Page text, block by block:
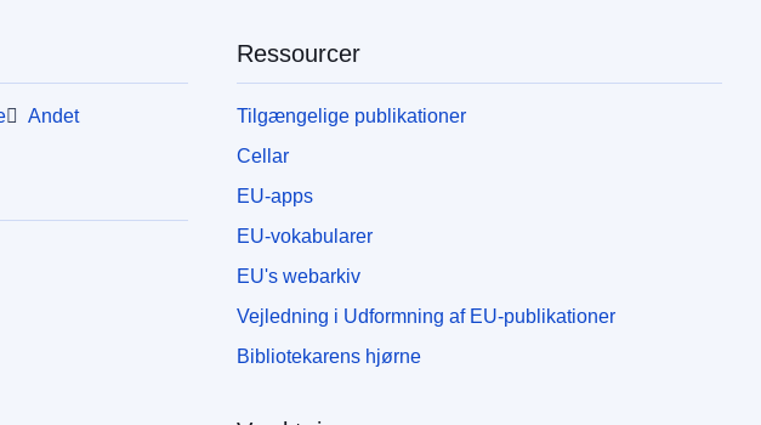
Andet
Ressourcer
Tilgængelige publikationer
Cellar
EU-apps
EU-vokabularer
EU's webarkiv
Vejledning i Udformning af EU-publikationer
Bibliotekarens hjørne